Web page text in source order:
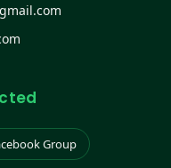
Group